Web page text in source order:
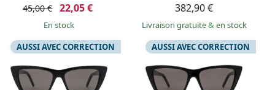
45,00 € 22,05 €
en stock
382,90 €
Livraison gratuite& en stock
AUSSI AVEC CORRECTION AUSSI AVEC CORRECTION